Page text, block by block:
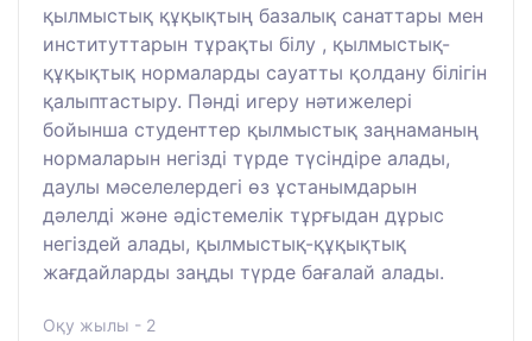
қылмыстық құқықтың базалық санаттары мен
институттарын тұрақты білу , қылмыстық-
құқықтық нормаларды сауатты қолдану білігін
қалыптастыру. Пәнді игеру нәтижелері
бойынша студенттер қылмыстық заңнаманың
нормаларын негізді түрде түсіндіре алады,
даулы мәселелердегі өз ұстанымдарын
дәлелді және әдістемелік тұрғыдан дұрыс
негіздей алады, қылмыстық-құқықтық
жағдайларды заңды түрде бағалай алады.
Оқу жылы - 2